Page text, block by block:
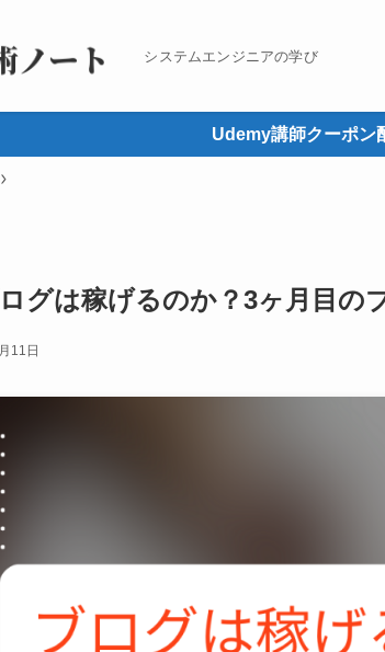
システムエンジニアの学び
Udemy講師クーポン
グは稼げるのか？3ヶ月目の
11日